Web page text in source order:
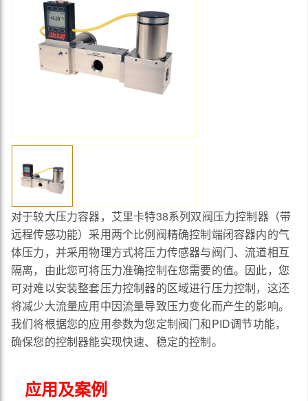
对于较大压力容器，艾里卡特38系列双阀压力控制器（带
远程传感功能）采用两个比例阀精确控制端闭容器内的气
体压力，并采用物理方式将压力传感器与阀门、流道相互
隔离，由此您可将压力准确控制在您需要的值。因此，您
可对难以安装整套压力控制器的区域进行压力控制，这还
将减少大流量应用中因流量导致压力变化而产生的影响。
我们将根据您的应用参数为您定制阀门和PID调节功能，
确保您的控制器能实现快速、稳定的控制。
应用及案例